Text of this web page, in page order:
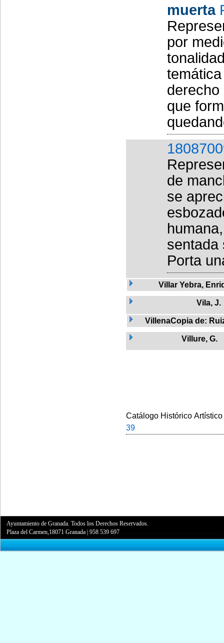
muerta
por
derecho
que
de
se
sentada
Porta
Villar Yebra,
Vila, J.
VillenaCopia de:
Villure, G.
Catálogo Histórico
39
Ayuntamiento de Granada. Todos los Derechos Reservados.
Plaza del Carmen,18071 Granada |958 539 697